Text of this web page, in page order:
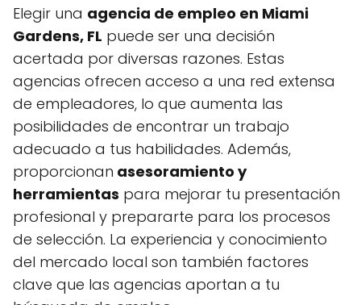
Elegir una agencia de empleo en Miami
Gardens, FL puede ser una decisión
acertada por diversas razones. Estas
agencias ofrecen acceso a una red extensa
de empleadores, lo que aumenta las
posibilidades de encontrar un trabajo
adecuado a tus habilidades. Además,
proporcionan asesoramiento y
herramientas para mejorar tu presentación
profesional y prepararte para los procesos
de selección. La experiencia y conocimiento
del mercado local son también factores
clave que las agencias aportan a tu